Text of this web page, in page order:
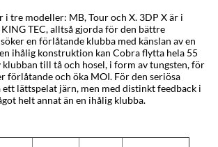
i tre modeller: MB, Tour och X. 3DP X är i
TEC, alltså gjorda för den bättre
en förlåtande klubba med känslan av en
ihålig konstruktion kan Cobra flytta hela 55
till tå och hosel, i form av tungsten, för
förlåtande och öka MOI. För den seriösa
ett lättspelat järn, men med distinkt feedback i
helt annat än en ihålig klubba.